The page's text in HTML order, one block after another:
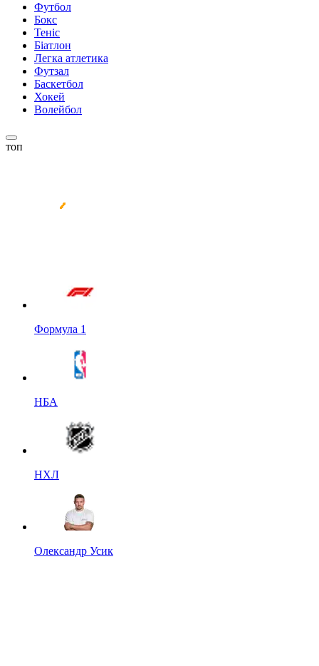
Футбол
Бокс
Теніс
Біатлон
Легка атлетика
Футзал
Баскетбол
Хокей
Волейбол
топ
Формула 1
НБА
НХЛ
Олександр Усик